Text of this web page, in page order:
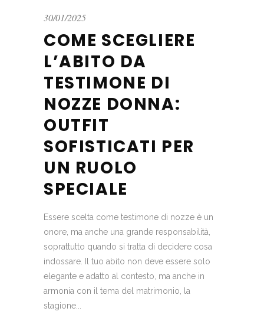
30/01/2025
COME SCEGLIERE
L’ABITO DA
TESTIMONE DI
NOZZE DONNA:
OUTFIT
SOFISTICATI PER
UN RUOLO
SPECIALE
Essere scelta come testimone di nozze è un
onore, ma anche una grande responsabilità,
soprattutto quando si tratta di decidere cosa
indossare. Il tuo abito non deve essere solo
elegante e adatto al contesto, ma anche in
armonia con il tema del matrimonio, la
stagione...